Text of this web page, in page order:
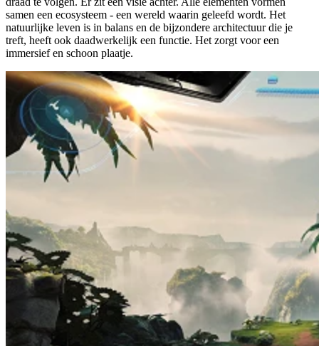
samen een ecosysteem - een wereld waarin geleefd wordt. Het
natuurlijke leven is in balans en de bijzondere architectuur die je
treft, heeft ook daadwerkelijk een functie. Het zorgt voor een
immersief en schoon plaatje.